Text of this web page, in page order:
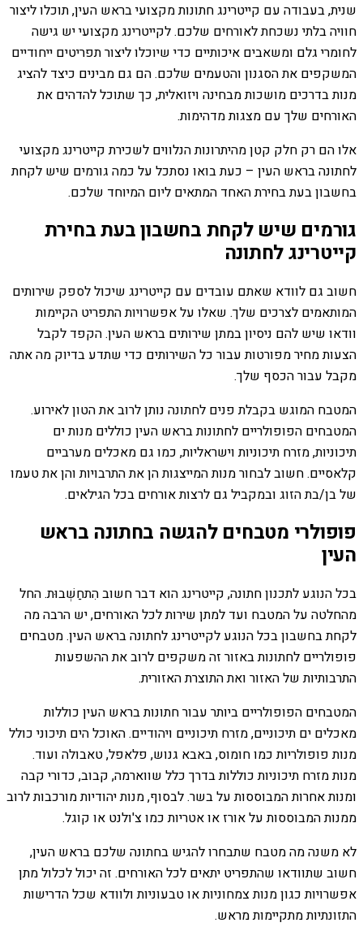
שנית, בעבודה עם קייטרינג חתונות מקצועי בראש העין, תוכלו ליצור
חוויה בלתי נשכחת לאורחים שלכם. לקייטרינג מקצועי יש גישה
לחומרי גלם ומשאבים איכותיים כדי שיוכלו ליצור תפריטים ייחודיים
המשקפים את הסגנון והטעמים שלכם. הם גם מבינים כיצד להציג
מנות בדרכים מושכות מבחינה ויזואלית, כך שתוכל להדהים את
האורחים שלך עם מצגות מדהימות.
אלו הם רק חלק קטן מהיתרונות הנלווים לשכירת קייטרינג מקצועי
לחתונה בראש העין – כעת בואו נסתכל על כמה גורמים שיש לקחת
בחשבון בעת בחירת האחד המתאים ליום המיוחד שלכם.
גורמים שיש לקחת בחשבון בעת בחירת
קייטרינג לחתונה
חשוב גם לוודא שאתם עובדים עם קייטרינג שיכול לספק שירותים
המותאמים לצרכים שלך. שאלו על אפשרויות התפריט הקיימות
וודאו שיש להם ניסיון במתן שירותים בראש העין. הקפד לקבל
הצעות מחיר מפורטות עבור כל השירותים כדי שתדע בדיוק מה אתה
מקבל עבור הכסף שלך.
המטבח המוגש בקבלת פנים לחתונה נותן לרוב את הטון לאירוע.
המטבחים הפופולריים לחתונות בראש העין כוללים מנות ים
תיכוניות, מזרח תיכוניות וישראליות, כמו גם מאכלים מערביים
קלאסיים. חשוב לבחור מנות המייצגות הן את התרבויות והן את טעמו
של בן/בת הזוג ובמקביל גם לרצות אורחים בכל הגילאים.
פופולרי מטבחים להגשה בחתונה בראש
העין
בכל הנוגע לתכנון חתונה, קייטרינג הוא דבר חשוב הִתחַשְׁבוּת. החל
מהחלטה על המטבח ועד למתן שירות לכל האורחים, יש הרבה מה
לקחת בחשבון בכל הנוגע לקייטרינג לחתונה בראש העין. מטבחים
פופולריים לחתונות באזור זה משקפים לרוב את ההשפעות
התרבותיות של האזור ואת התוצרת האזורית.
המטבחים הפופולריים ביותר עבור חתונות בראש העין כוללות
מאכלים ים תיכוניים, מזרח תיכוניים ויהודיים. האוכל הים תיכוני כולל
מנות פופולריות כמו חומוס, באבא גנוש, פלאפל, טאבולה ועוד.
מנות מזרח תיכוניות כוללות בדרך כלל שווארמה, קבוב, כדורי קבה
ומנות אחרות המבוססות על בשר. לבסוף, מנות יהודיות מורכבות לרוב
ממנות המבוססות על אורז או אטריות כמו צ'ולנט או קוגל.
לא משנה מה מטבח שתבחרו להגיש בחתונה שלכם בראש העין,
חשוב שתוודאו שהתפריט יתאים לכל האורחים. זה יכול לכלול מתן
אפשרויות כגון מנות צמחוניות או טבעוניות ולוודא שכל הדרישות
התזונתיות מתקיימות מראש.